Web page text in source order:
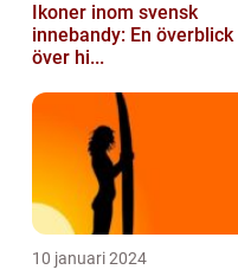
Ikoner inom svensk
innebandy: En överblick
över hi...
10 januari 2024